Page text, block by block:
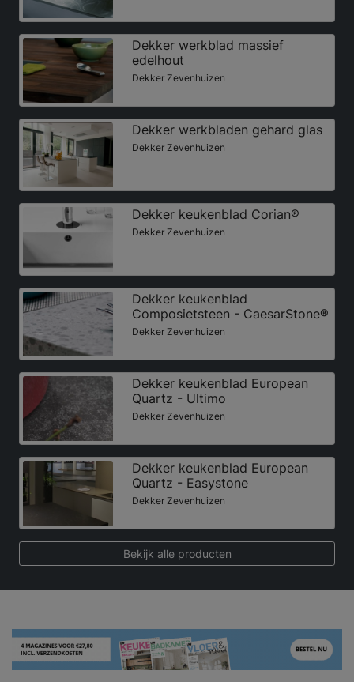
Dekker werkblad massief
edelhout
Dekker Zevenhuizen
Dekker werkbladen gehard glas
Dekker Zevenhuizen
Dekker keukenblad Corian®
Dekker Zevenhuizen
Dekker keukenblad
Composietsteen - CaesarStone®
Dekker Zevenhuizen
Dekker keukenblad European
Quartz - Ultimo
Dekker Zevenhuizen
Dekker keukenblad European
Quartz - Easystone
Dekker Zevenhuizen
Bekijk alle producten